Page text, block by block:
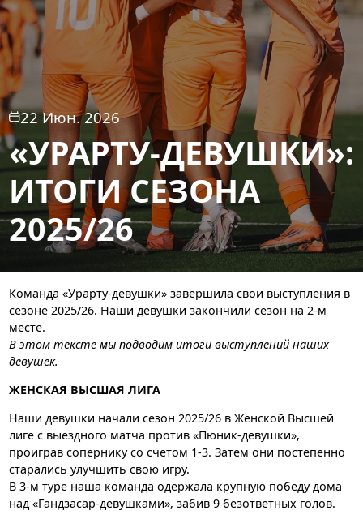
22 Июн. 2026
«УРАРТУ-ДЕВУШКИ»:
ИТОГИ СЕЗОНА
2025/26
Команда «Урарту-девушки» завершила свои выступления в
сезоне 2025/26. Наши девушки закончили сезон на 2-м
месте.
В этом тексте мы подводим итоги выступлений наших
девушек.
ЖЕНСКАЯ ВЫСШАЯ ЛИГА
Наши девушки начали сезон 2025/26 в Женской Высшей
лиге с выездного матча против «Пюник-девушки»,
проиграв сопернику со счетом 1-3. Затем они постепенно
старались улучшить свою игру.
В 3-м туре наша команда одержала крупную победу дома
над «Гандзасар-девушками», забив 9 безответных голов.